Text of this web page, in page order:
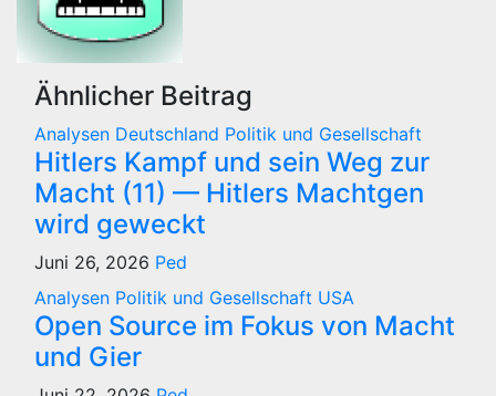
Ähnlicher Beitrag
Analysen Deutschland Politik und Gesellschaft
Hitlers Kampf und sein Weg zur
Macht (11) — Hitlers Machtgen
wird geweckt
Juni 26, 2026 Ped
Analysen Politik und Gesellschaft USA
Open Source im Fokus von Macht
und Gier